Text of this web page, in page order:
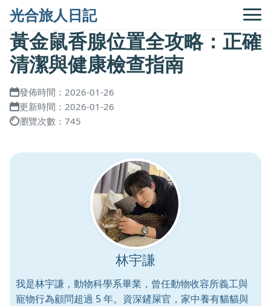
光合旅人日記
黃金鼠香腺位置全攻略：正確
清潔與健康檢查指南
發佈時間：2026-01-26
更新時間：2026-01-26
瀏覽次數：745
林宇謙
我是林宇謙，動物科學系畢業，曾任動物收容所義工與
寵物行為顧問超過 5 年。資深鏟屎官，家中養有貓貓與